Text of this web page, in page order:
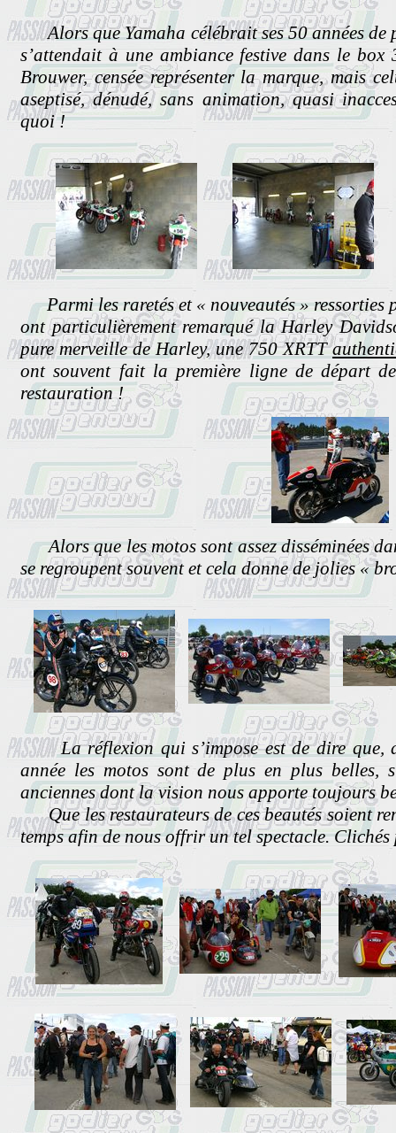
Alors que Yamaha célébrait ses 50 années de
s’attendait à une ambiance festive dans le
Brouwer, censée représenter la marque, mais
aseptisé, dénudé, sans animation, quasi
quoi !
Parmi les raretés et « nouveautés » ressorties
ont particulièrement remarqué la Harley
pure merveille de Harley, une 750 XRTT
ont souvent fait la première ligne de départ
restauration !
Alors que les motos sont assez disséminées
se regroupent souvent et cela donne de jolies «
La réflexion qui s’impose est de dire que,
année les motos sont de plus en plus belles,
anciennes dont la vision nous apporte toujours
Que les restaurateurs de ces beautés soient
temps afin de nous offrir un tel spectacle.